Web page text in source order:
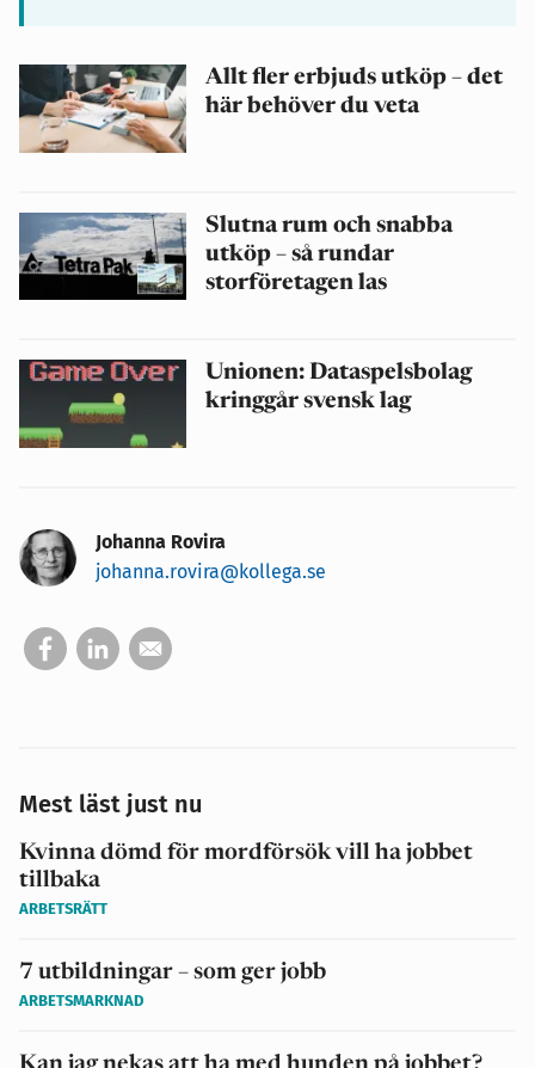
Allt fler erbjuds utköp – det
här behöver du veta
Slutna rum och snabba
utköp – så rundar
storföretagen las
Unionen: Dataspelsbolag
kringgår svensk lag
Johanna Rovira
johanna.rovira@kollega.se
Mest läst just nu
Kvinna dömd för mordförsök vill ha jobbet
tillbaka
ARBETSRÄTT
7 utbildningar – som ger jobb
ARBETSMARKNAD